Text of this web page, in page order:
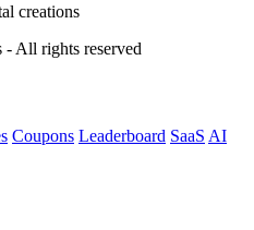
creations
All rights reserved
Coupons Leaderboard SaaS AI